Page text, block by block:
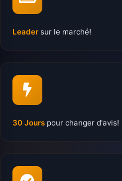
Leader sur le marché!
30 Jours pour changer d'avis!